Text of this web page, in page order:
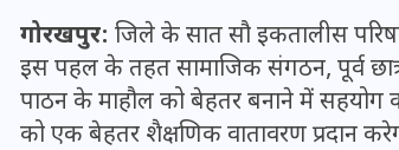
गोरखपुर: जिले के सात सौ इकतालीस
इस पहल के तहत सामाजिक संगठन, पूर्व
पाठन के माहौल को बेहतर बनाने में सहयोग
को एक बेहतर शैक्षणिक वातावरण प्रदान
19 सितम्बर 2024